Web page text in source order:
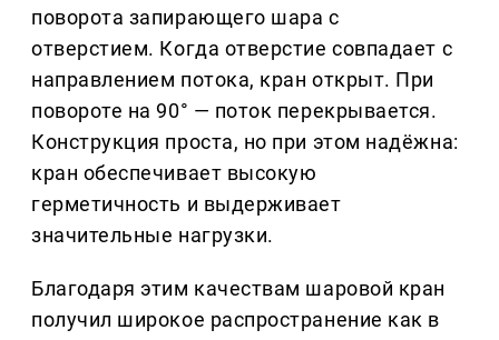
поворота запирающего шара с
отверстием. Когда отверстие совпадает с
направлением потока, кран открыт. При
повороте на 90° — поток перекрывается.
Конструкция проста, но при этом надёжна:
кран обеспечивает высокую
герметичность и выдерживает
значительные нагрузки.
Благодаря этим качествам шаровой кран
получил широкое распространение как в